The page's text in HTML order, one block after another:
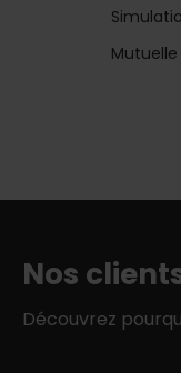
Nos
Découvrez